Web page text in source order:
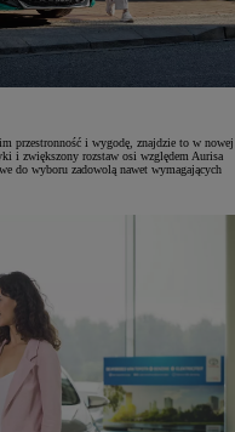
przestronność i wygodę, znajdzie to w nowej
i zwiększony rozstaw osi względem Aurisa
do wyboru zadowolą nawet wymagających